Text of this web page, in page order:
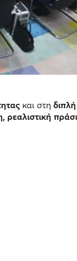
και στη
ρεαλιστική